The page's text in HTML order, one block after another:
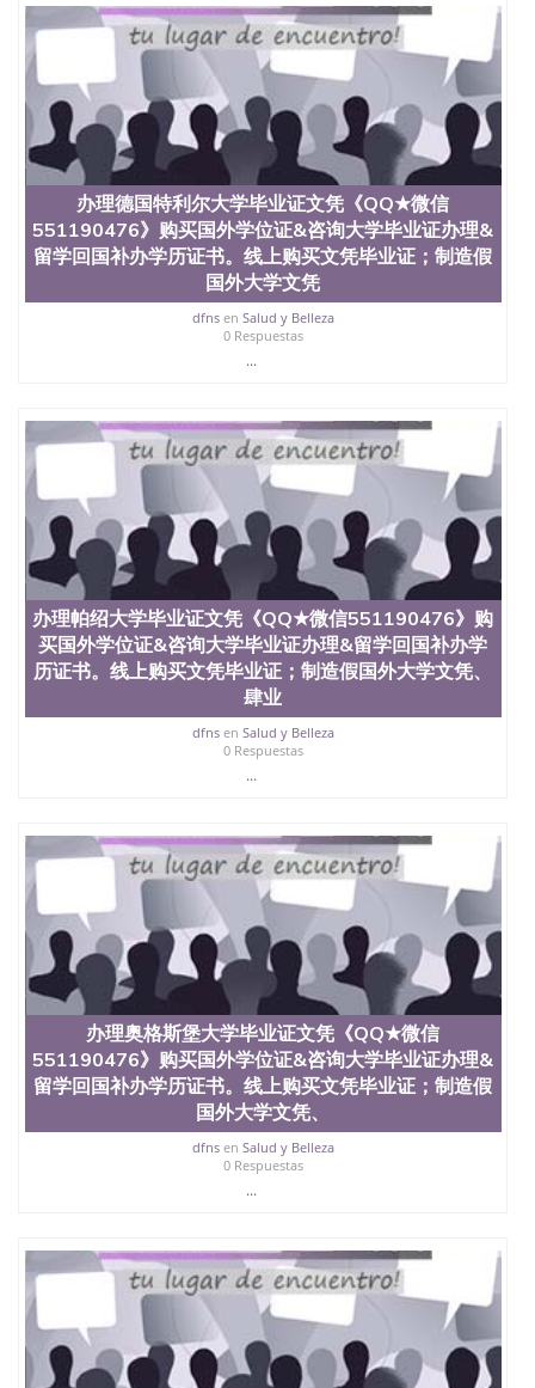
办理德国特利尔大学毕业证文凭《QQ★微信
551190476》购买国外学位证&咨询大学毕业证办理&
留学回国补办学历证书。线上购买文凭毕业证；制造假
国外大学文凭
dfnsen Salud y Belleza
0 Respuestas
...
办理帕绍大学毕业证文凭《QQ★微信551190476》购
买国外学位证&咨询大学毕业证办理&留学回国补办学
历证书。线上购买文凭毕业证；制造假国外大学文凭、
肆业
dfnsen Salud y Belleza
0 Respuestas
...
办理奥格斯堡大学毕业证文凭《QQ★微信
551190476》购买国外学位证&咨询大学毕业证办理&
留学回国补办学历证书。线上购买文凭毕业证；制造假
国外大学文凭、
dfnsen Salud y Belleza
0 Respuestas
...